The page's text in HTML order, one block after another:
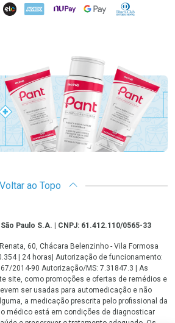
ELO AMEX NuPay Google PayDiners Club
Destaque
Voltar ao Topo
Paulo S.A. | CNPJ: 61.412.110/0565-33
60, Chácara Belenzinho - Vila Formosa
| 24 horas| Autorização de funcionamento:
2014-90 Autorização/MS: 7.31847.3 | As
site, como promoções e ofertas de remédios e
ser usadas para automedicação e não
a medicação prescrita pelo profissional da
médico está em condições de diagnosticar